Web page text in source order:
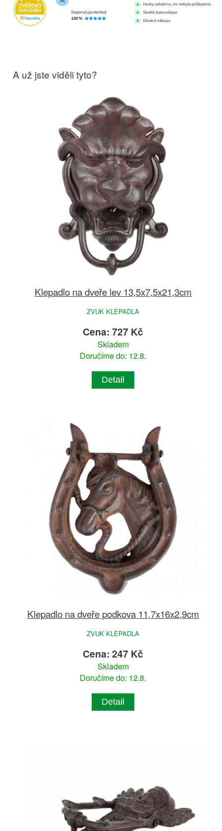
A už jste viděli tyto?
Klepadlo na dveře lev 13,5x7,5x21,3cm
ZVUK KLEPADLA
Cena: 727 Kč
Skladem
Doručíme do: 12.8.
Detail
Klepadlo na dveře podkova 11,7x16x2,9cm
ZVUK KLEPADLA
Cena: 247 Kč
Skladem
Doručíme do: 12.8.
Detail